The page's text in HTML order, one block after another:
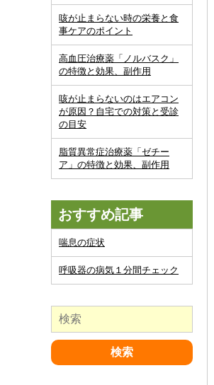
咳が止まらない時の栄養と食
事ケアのポイント
高血圧治療薬「ノルバスク」
の特徴と効果、副作用
咳が止まらないのはエアコン
が原因？自宅での対策と受診
の目安
脂質異常症治療薬「ゼチー
ア」の特徴と効果、副作用
おすすめ記事
喘息の症状
呼吸器の病気１分間チェック